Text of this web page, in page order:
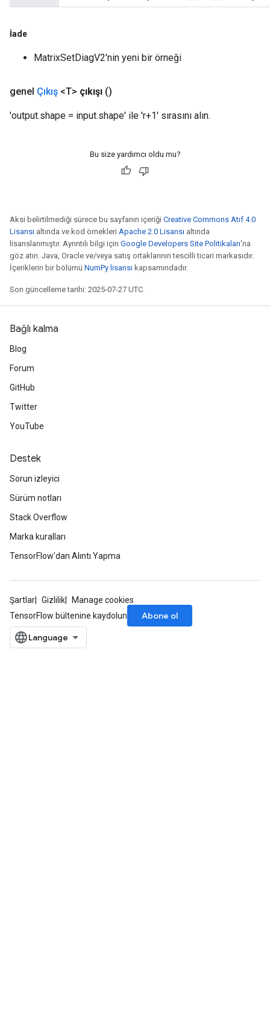
İade
MatrixSetDiagV2'nin yeni bir örneği
genel Çıkış <T> çıkışı ()
'output.shape = input.shape' ile 'r+1' sırasını alın.
Bu size yardımcı oldu mu?
Aksi belirtilmediği sürece bu sayfanın içeriği Creative Commons Atıf 4.0
Lisansı altında ve kod örnekleri Apache 2.0 Lisansı altında
lisanslanmıştır. Ayrıntılı bilgi için Google Developers Site Politikaları'na
göz atın. Java, Oracle ve/veya satış ortaklarının tescilli ticari markasıdır.
İçeriklerin bir bölümü NumPy lisansı kapsamındadır.
Son güncelleme tarihi: 2025-07-27 UTC.
Bağlı kalma
Blog
Forum
GitHub
Twitter
YouTube
Destek
Sorun izleyici
Sürüm notları
Stack Overflow
Marka kuralları
TensorFlow'dan Alıntı Yapma
Şartlar Gizlilik
Manage cookies
TensorFlow bültenine kaydolun
Abone ol